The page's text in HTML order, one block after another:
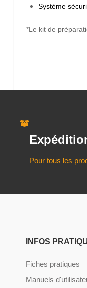
Système
*Le kit de
Pour tous les
INFOS
Fiches pratiques
Manuels